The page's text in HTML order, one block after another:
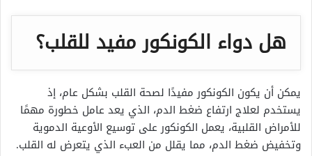
هل دواء الكونكور مفيد للقلب؟
يمكن أن يكون الكونكور مفيدًا لصحة القلب بشكل عام، إذ
يستخدم لعلاج ارتفاع ضغط الدم، الذي يعد عامل خطورة مهمًا
للأمراض القلبية، يعمل الكونكور على توسيع الأوعية الدموية
وتخفيض ضغط الدم، مما يقلل من العبء الذي يتعرض له القلب.